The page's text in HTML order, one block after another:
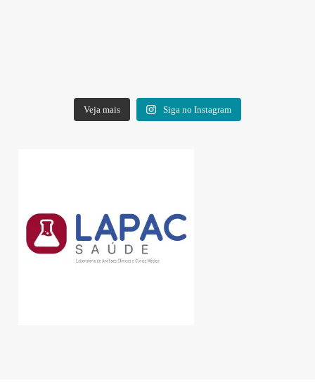
Veja mais Siga no Instagram